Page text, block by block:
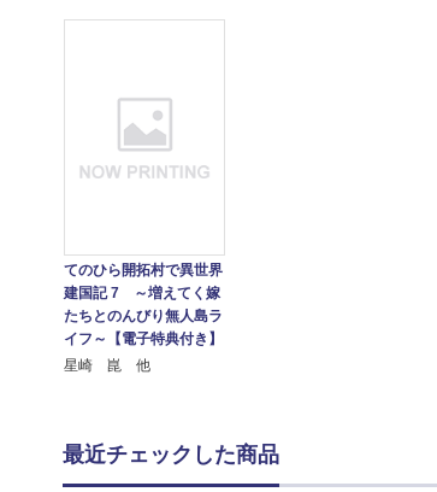
てのひら開拓村で異世界
建国記 7 ～増えてく嫁
たちとのんびり無人島ラ
イフ～【電子特典付き】
星崎 崑 他
最近チェックした商品